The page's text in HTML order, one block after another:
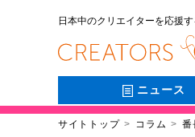
日本中のクリエイターを応援
ニュース
サイトトップ コラム 番